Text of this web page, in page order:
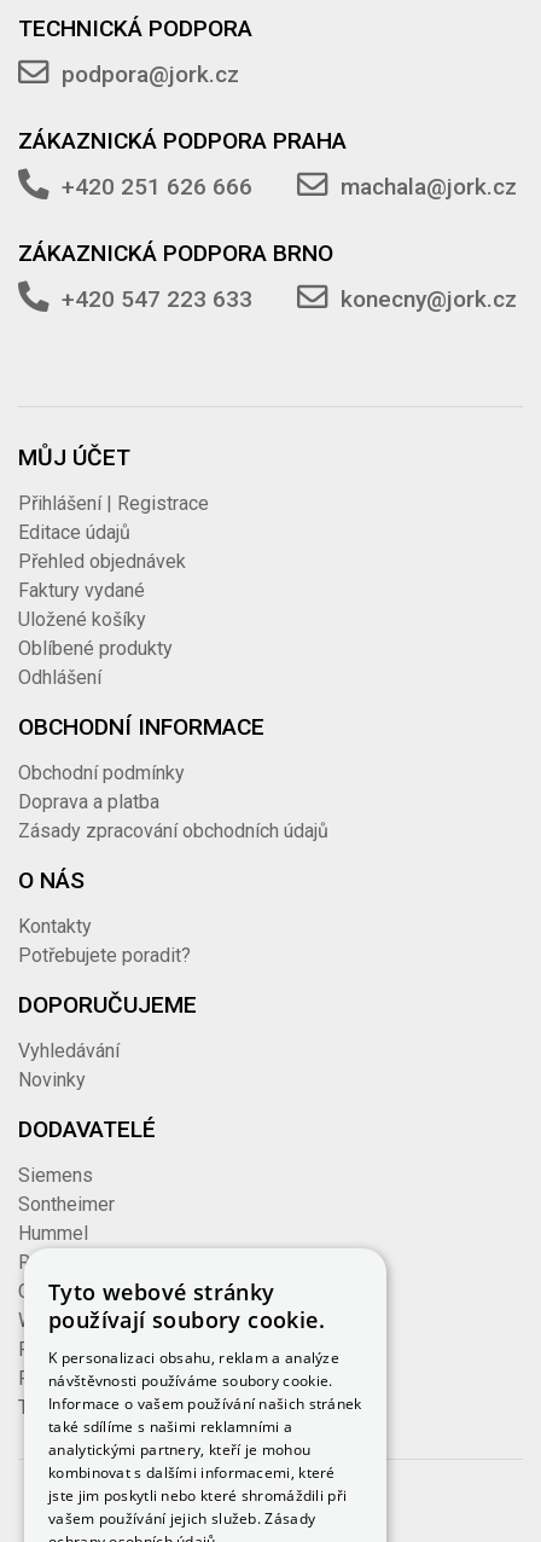
TECHNICKÁ PODPORA
podpora@jork.cz
ZÁKAZNICKÁ PODPORA PRAHA
+420 251 626 666
machala@jork.cz
ZÁKAZNICKÁ PODPORA BRNO
+420 547 223 633
konecny@jork.cz
MŮJ ÚČET
Přihlášení | Registrace
Editace údajů
Přehled objednávek
Faktury vydané
Uložené košíky
Oblíbené produkty
Odhlášení
OBCHODNÍ INFORMACE
Obchodní podmínky
Doprava a platba
Zásady zpracování obchodních údajů
O NÁS
Kontakty
Potřebujete poradit?
DOPORUČUJEME
Vyhledávání
Novinky
DODAVATELÉ
Siemens
Sontheimer
Hummel
Rose
Cembre
Wieland
Formzeug
Finder
TE Connectivity
© 2023, iKeloc
Tyto webové stránky
používají soubory cookie.
K personalizaci obsahu, reklam a analýze
návštěvnosti používáme soubory cookie.
Informace o vašem používání našich stránek
také sdílíme s našimi reklamními a
analytickými partnery, kteří je mohou
kombinovat s dalšími informacemi, které
jste jim poskytli nebo které shromáždili při
vašem používání jejich služeb.Zásady